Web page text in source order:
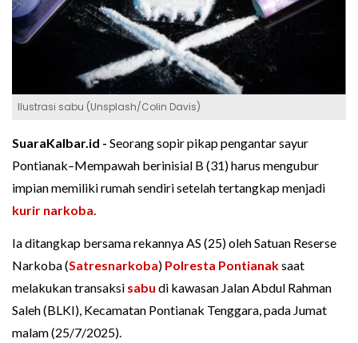
Ilustrasi sabu (Unsplash/Colin Davis)
SuaraKalbar.id - Seorang sopir pikap pengantar sayur
Pontianak–Mempawah berinisial B (31) harus mengubur
impian memiliki rumah sendiri setelah tertangkap menjadi
kurir narkoba.
Ia ditangkap bersama rekannya AS (25) oleh Satuan Reserse
Narkoba (Satresnarkoba) Polresta Pontianaksaat
melakukan transaksi sabu di kawasan Jalan Abdul Rahman
Saleh (BLKI), Kecamatan Pontianak Tenggara, pada Jumat
malam (25/7/2025).